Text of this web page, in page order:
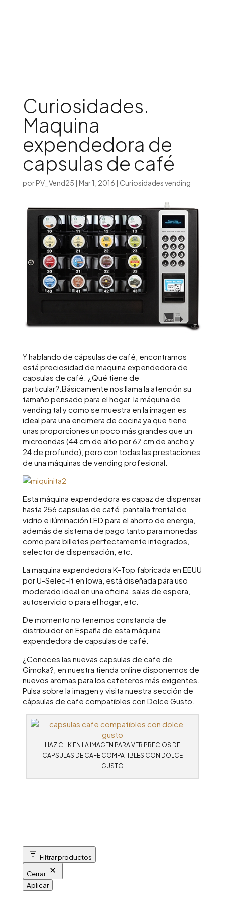
Curiosidades.
Maquina
expendedora de
capsulas de café
porPV_Vend25 | Mar 1, 2016 | Curiosidades vending
Y hablando de cápsulas de café, encontramos
está preciosidad de maquina expendedora de
capsulas de café. ¿Qué tiene de
particular?.Básicamente nos llama la atención su
tamaño pensado para el hogar, la máquina de
vending tal y como se muestra en la imagen es
ideal para una encimera de cocina ya que tiene
unas proporciones un poco más grandes que un
microondas (44 cm de alto por 67 cm de ancho y
24 de profundo), pero con todas las prestaciones
de una máquinas de vending profesional.
Esta máquina expendedora es capaz de dispensar
hasta 256 capsulas de café, pantalla frontal de
vidrio e ilúminación LED para el ahorro de energia,
además de sistema de pago tanto para monedas
como para billetes perfectamente integrados,
selector de dispensación, etc.
La maquina expendedora K-Top fabricada en EEUU
por U-Selec-It en Iowa, está diseñada para uso
moderado ideal en una oficina, salas de espera,
autoservicio o para el hogar, etc.
De momento no tenemos constancia de
distribuidor en España de esta máquina
expendedora de capsulas de café.
¿Conoces las nuevas capsulas de cafe de
Gimoka?, en nuestra tienda online disponemos de
nuevos aromas para los cafeteros más exigentes.
Pulsa sobre la imagen y visita nuestra sección de
cápsulas de cafe compatibles con Dolce Gusto.
HAZ CLIK EN LA IMAGEN PARA VER PRECIOS DE
CAPSULAS DE CAFE COMPATIBLES CON DOLCE
GUSTO
Filtrar productos
Cerrar
Aplicar